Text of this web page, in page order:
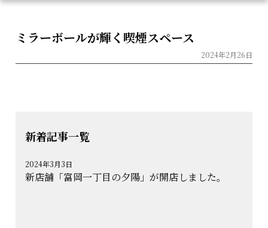
content
ミラーボールが輝く喫煙スペース
2024年2月26日
新着記事一覧
2024年3月3日
新店舗「富岡一丁目の夕陽」が開店しました。